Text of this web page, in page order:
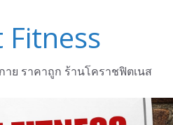
Fitness
าย ราคาถูก ร้านโคราชฟิตเนส